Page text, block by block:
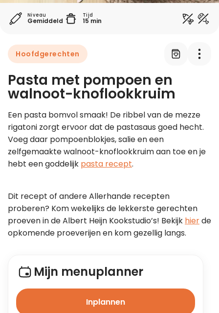
Leer koken als een chef
Kooktips & blogs
Niveau
Gemiddeld
Tijd
15 min
Hoofdgerechten
Pasta met pompoen en
walnoot-knoflookkruim
Een pasta bomvol smaak! De ribbel van de mezze
rigatoni zorgt ervoor dat de pastasaus goed hecht.
Voeg daar pompoenblokjes, salie en een
zelfgemaakte walnoot-knoflookkruim aan toe en je
hebt een goddelijk pasta recept.
Dit recept of andere Allerhande recepten
proberen? Kom wekelijks de lekkerste gerechten
proeven in de Albert Heijn Kookstudio’s! Bekijk hier de
opkomende proeverijen en kom gezellig langs.
Mijn menuplanner
Inplannen